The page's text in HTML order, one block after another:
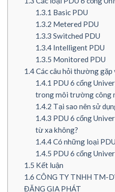
1.3.1 Basic PDU
1.3.2 Metered PDU
1.3.3 Switched PDU
1.3.4Intelligent PDU
1.3.5 Monitored PDU
1.4Các câu hỏi thường gặp
1.4.1 PDU 6 cổng
trong môi trường công
1.4.2 Tại sao nên sử
1.4.3 PDU 6 cổng
từ xa không?
1.4.4Có những loại
1.4.5 PDU 6 cổng
1.5 Kết luận
1.6 CÔNG TY TNHH TM-
ĐẶNG GIA PHÁT